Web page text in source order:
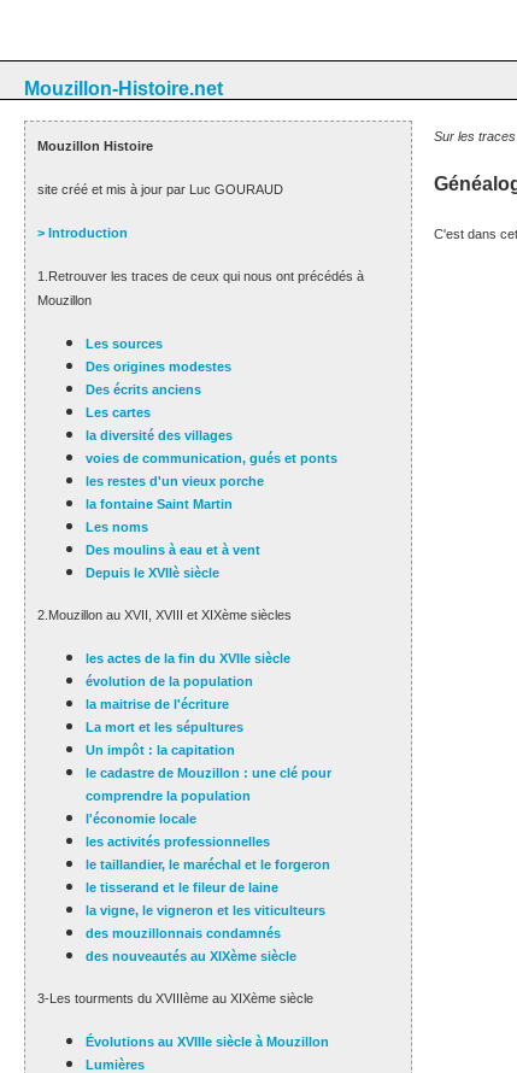
Mouzillon-Histoire.net
Mouzillon Histoire
site créé et mis à jour par Luc GOURAUD
> Introduction
1.Retrouver les traces de ceux qui nous ont précédés à
Mouzillon
Les sources
Des origines modestes
Des écrits anciens
Les cartes
la diversité des villages
voies de communication, gués et ponts
les restes d'un vieux porche
la fontaine Saint Martin
Les noms
Des moulins à eau et à vent
Depuis le XVIIè siècle
2.Mouzillon au XVII, XVIII et XIXème siècles
les actes de la fin du XVIIe siècle
évolution de la population
la maitrise de l'écriture
La mort et les sépultures
Un impôt : la capitation
le cadastre de Mouzillon : une clé pour
comprendre la population
l'économie locale
les activités professionnelles
le taillandier, le maréchal et le forgeron
le tisserand et le fileur de laine
la vigne, le vigneron et les viticulteurs
des mouzillonnais condamnés
des nouveautés au XIXème siècle
3-Les tourments du XVIIIème au XIXème siècle
Évolutions au XVIIIe siècle à Mouzillon
Lumières
Sur les
C'est dans